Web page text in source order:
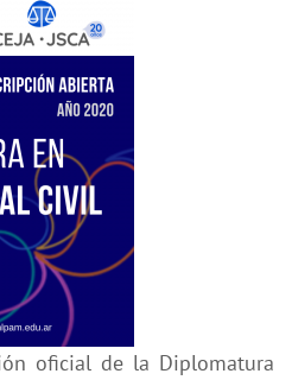
oficial de la Diplomatura